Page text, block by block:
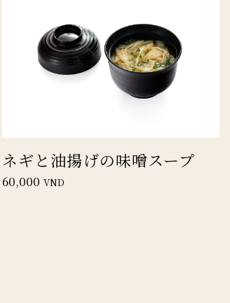
ネギと油揚げの味噌スープ
60,000 VND